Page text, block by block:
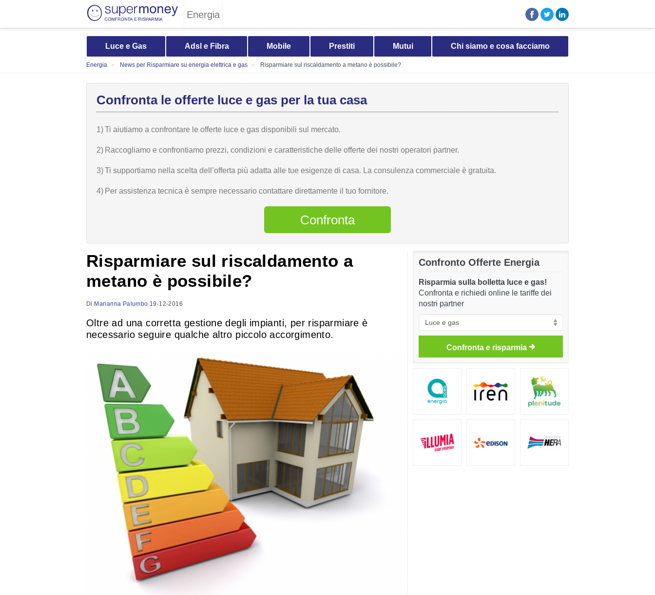
Energia
Luce e Gas Adsl e Fibra Mobile Prestiti Mutui Chi siamo e cosa facciamo
Energia News per Risparmiare su energia elettrica e gas Risparmiare sul riscaldamento a metano è possibile?
Confronta le offerte luce e gas per la tua casa
1)Ti aiutiamo a confrontare le offerte luce e gas disponibili sul mercato.
2) Raccogliamo e confrontiamo prezzi, condizioni e caratteristiche delle offerte dei nostri operatori partner.
3)Ti supportiamo nella scelta dell’offerta più adatta alle tue esigenze di casa. La consulenza commerciale è gratuita.
4) Per assistenza tecnica è sempre necessario contattare direttamente il tuo fornitore.
Confronta
Risparmiare sul riscaldamento a
metano è possibile?
Di Marianna Palumbo 19-12-2016
Oltre ad una corretta gestione degli impianti, per risparmiare è
necessario seguire qualche altro piccolo accorgimento.
Confronto Offerte Energia
Risparmia sulla bolletta luce e gas!
Confronta e richiedi online le tariffe dei
nostri partner
Confronta e risparmia